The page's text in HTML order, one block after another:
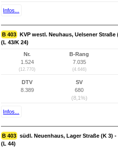
Infos...
B 403 KVP westl. Neuhaus, Uelsener
(L 43/K 24)
Nr.
1.524
(12.770)
B-Rang
7.035
(4.646)
DTV
8.389
SV
680
(8,1%)
Infos...
B 403 südl. Neuenhaus, Lager Straße (K 3)
(L 44)